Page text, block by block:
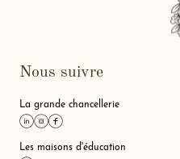
Nous suivre
La grande chancellerie
Lien linkedin
Lien instagram
Les maisons d'éducation